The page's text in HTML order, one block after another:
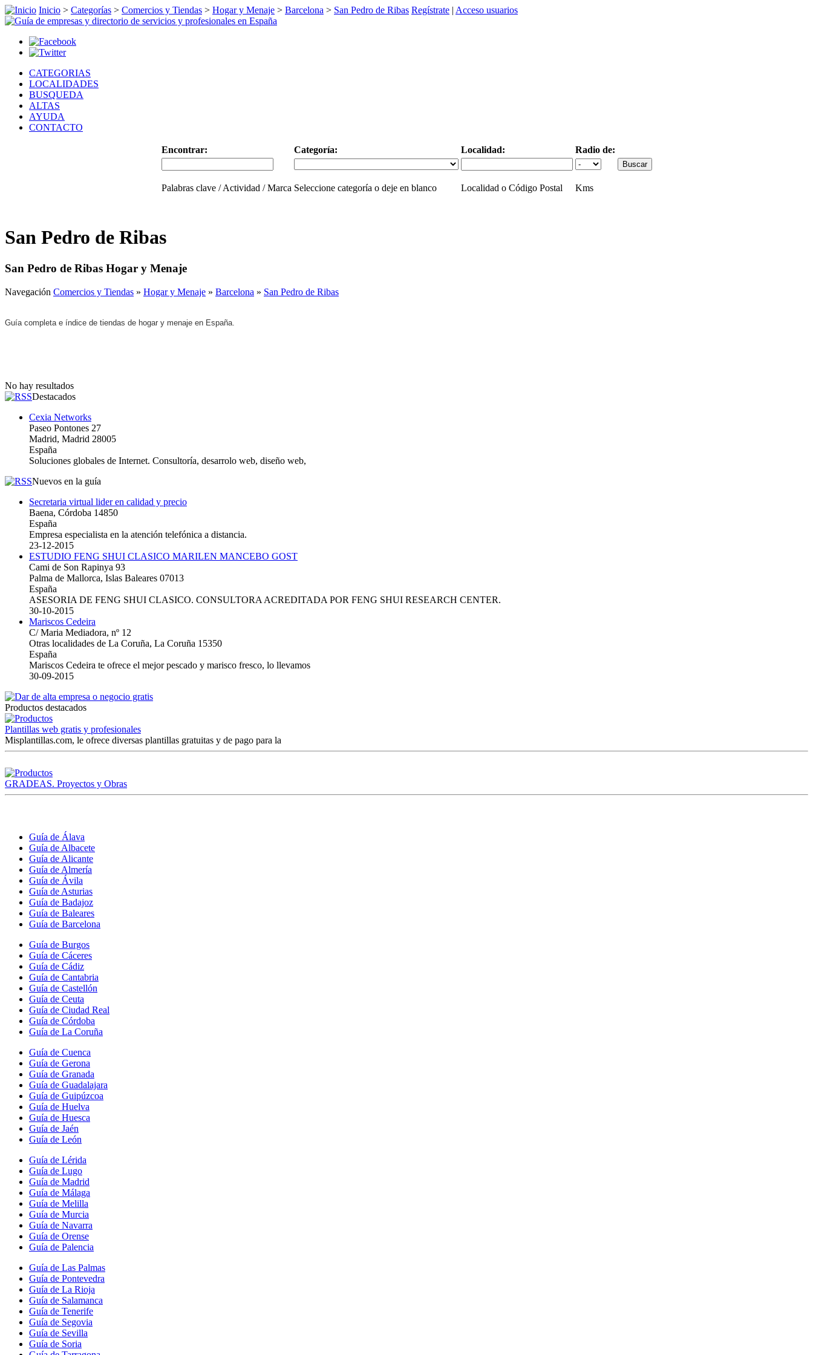
Inicio > Categorías > Comercios y Tiendas > Hogar y Menaje > Barcelona > San Pedro de Ribas Regístrate | Acceso usuarios
CATEGORIAS
LOCALIDADES
BUSQUEDA
ALTAS
AYUDA
CONTACTO
Encontrar: Categoría: Localidad: Radio de:
Palabras clave / Actividad / Marca Seleccione categoría o deje en blanco Localidad o Código Postal Kms
San Pedro de Ribas
San Pedro de Ribas Hogar y Menaje
Navegación Comercios y Tiendas » Hogar y Menaje » Barcelona » San Pedro de Ribas
Guía completa e índice de tiendas de hogar y menaje en España.
No hay resultados
Destacados
Cexia Networks
Paseo Pontones 27
Madrid, Madrid 28005
España
Soluciones globales de Internet. Consultoría, desarrolo web, diseño web,
Nuevos en la guía
Secretaria virtual lider en calidad y precio
Baena, Córdoba 14850
España
Empresa especialista en la atención telefónica a distancia.
23-12-2015
ESTUDIO FENG SHUI CLASICO MARILEN MANCEBO GOST
Cami de Son Rapinya 93
Palma de Mallorca, Islas Baleares 07013
España
ASESORIA DE FENG SHUI CLASICO. CONSULTORA ACREDITADA POR FENG SHUI RESEARCH CENTER.
30-10-2015
Mariscos Cedeira
C/ Maria Mediadora, nº 12
Otras localidades de La Coruña, La Coruña 15350
España
Mariscos Cedeira te ofrece el mejor pescado y marisco fresco, lo llevamos
30-09-2015
Productos destacados
Plantillas web gratis y profesionales
Misplantillas.com, le ofrece diversas plantillas gratuitas y de pago para la
GRADEAS. Proyectos y Obras
Guía de Álava
Guía de Albacete
Guía de Alicante
Guía de Almería
Guía de Ávila
Guía de Asturias
Guía de Badajoz
Guía de Baleares
Guía de Barcelona
Guía de Burgos
Guía de Cáceres
Guía de Cádiz
Guía de Cantabria
Guía de Castellón
Guía de Ceuta
Guía de Ciudad Real
Guía de Córdoba
Guía de La Coruña
Guía de Cuenca
Guía de Gerona
Guía de Granada
Guía de Guadalajara
Guía de Guipúzcoa
Guía de Huelva
Guía de Huesca
Guía de Jaén
Guía de León
Guía de Lérida
Guía de Lugo
Guía de Madrid
Guía de Málaga
Guía de Melilla
Guía de Murcia
Guía de Navarra
Guía de Orense
Guía de Palencia
Guía de Las Palmas
Guía de Pontevedra
Guía de La Rioja
Guía de Salamanca
Guía de Tenerife
Guía de Segovia
Guía de Sevilla
Guía de Soria